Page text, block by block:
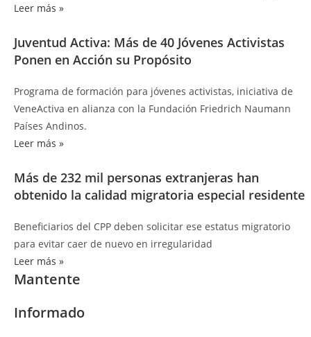
Leer más »
Juventud Activa: Más de 40 Jóvenes Activistas
Ponen en Acción su Propósito
Programa de formación para jóvenes activistas, iniciativa de
VeneActiva en alianza con la Fundación Friedrich Naumann
Países Andinos.
Leer más »
Más de 232 mil personas extranjeras han
obtenido la calidad migratoria especial residente
Beneficiarios del CPP deben solicitar ese estatus migratorio
para evitar caer de nuevo en irregularidad
Leer más »
Mantente
Informado